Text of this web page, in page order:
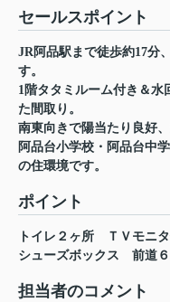
セールスポイント
JR阿品駅まで徒歩約17分
す。
1階タタミルーム付き＆水
た間取り。
南東向きで陽当たり良好
阿品台小学校・阿品台中
の住環境です。
ポイント
トイレ２ヶ所 ＴＶモニ
シューズボックス
前道
担当者のコメント